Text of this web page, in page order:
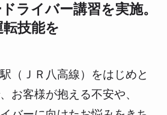
ライバー講習を実施。
技能を
（ＪＲ八高線）をはじめと
お客様が抱える不安や、